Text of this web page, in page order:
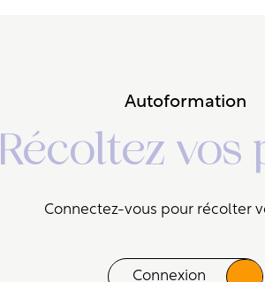
Autoformation
Récoltez vos
Connectez-vous pour récolter
Connexion